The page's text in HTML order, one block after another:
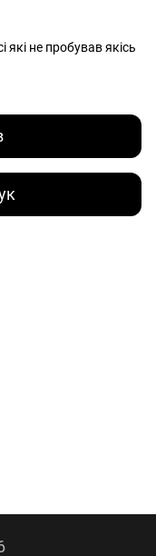
не пробував якісь